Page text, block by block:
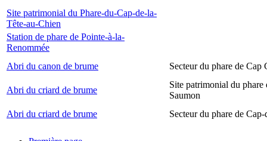
Site patrimonial du Phare-du-Cap-de-la-
Tête-au-Chien
Station de phare de Pointe-à-la-
Renommée
Abri du canon de brume
Secteur du phare de Cap
Abri du criard de brume
Site patrimonial du phare
Saumon
Abri du criard de brume
Secteur du phare de Cap-